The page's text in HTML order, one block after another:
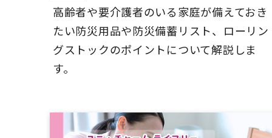
高齢者や要介護者のいる家庭が備えておき
たい防災用品や防災備蓄リスト、ローリン
グストックのポイントについて解説しま
す。